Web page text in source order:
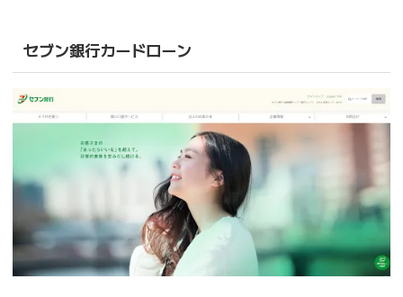
セブン銀行カードローン